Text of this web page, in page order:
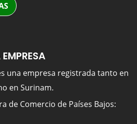
una empresa registrada tanto en
en Surinam.
de Comercio de Países Bajos: